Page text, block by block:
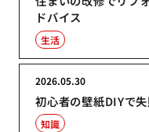
ドバイス
生活
初心者の壁紙DIYで
2026.05.30
知識